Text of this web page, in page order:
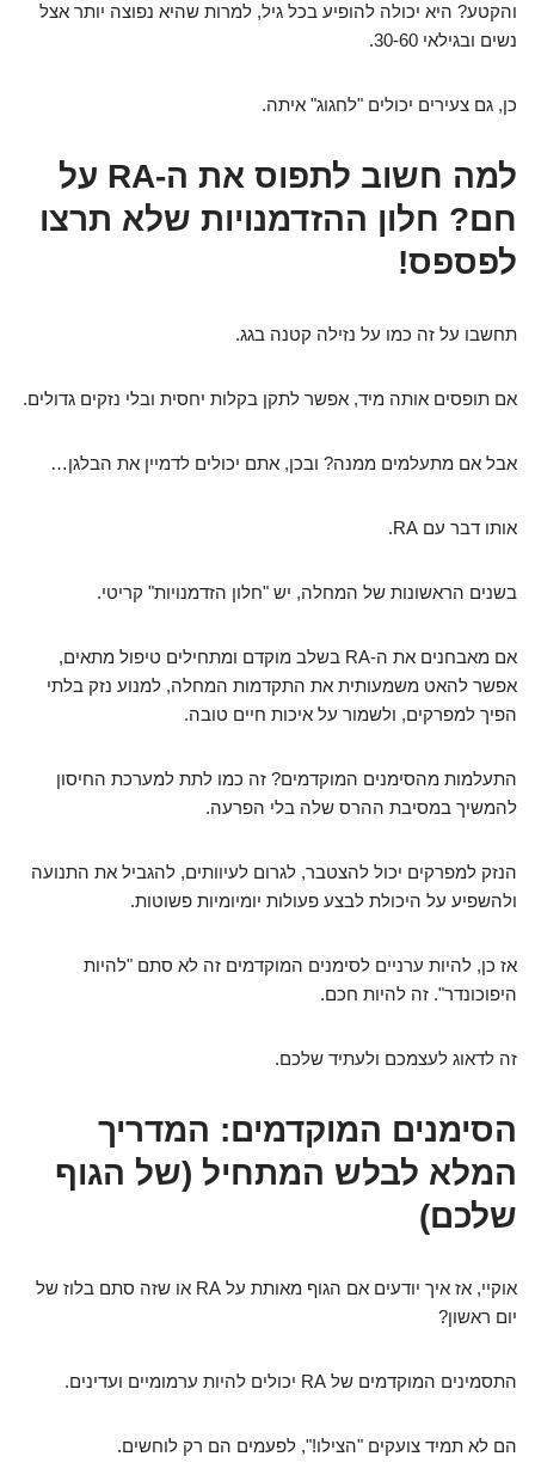
והקטע? היא יכולה להופיע בכל גיל, למרות שהיא נפוצה יותר אצל
נשים ובגילאי 30-60.
כן, גם צעירים יכולים "לחגוג" איתה.
למה חשוב לתפוס את ה-RA על
חם? חלון ההזדמנויות שלא תרצו
לפספס!
תחשבו על זה כמו על נזילה קטנה בגג.
אם תופסים אותה מיד, אפשר לתקן בקלות יחסית ובלי נזקים גדולים.
אבל אם מתעלמים ממנה? ובכן, אתם יכולים לדמיין את הבלגן…
אותו דבר עם RA.
בשנים הראשונות של המחלה, יש "חלון הזדמנויות" קריטי.
אם מאבחנים את ה-RA בשלב מוקדם ומתחילים טיפול מתאים,
אפשר להאט משמעותית את התקדמות המחלה, למנוע נזק בלתי
הפיך למפרקים, ולשמור על איכות חיים טובה.
התעלמות מהסימנים המוקדמים? זה כמו לתת למערכת החיסון
להמשיך במסיבת ההרס שלה בלי הפרעה.
הנזק למפרקים יכול להצטבר, לגרום לעיוותים, להגביל את התנועה
ולהשפיע על היכולת לבצע פעולות יומיומיות פשוטות.
אז כן, להיות ערניים לסימנים המוקדמים זה לא סתם "להיות
היפוכונדר". זה להיות חכם.
זה לדאוג לעצמכם ולעתיד שלכם.
הסימנים המוקדמים: המדריך
המלא לבלש המתחיל (של הגוף
שלכם)
אוקיי, אז איך יודעים אם הגוף מאותת על RA או שזה סתם בלוז של
יום ראשון?
התסמינים המוקדמים של RA יכולים להיות ערמומיים ועדינים.
הם לא תמיד צועקים "הצילו!", לפעמים הם רק לוחשים.